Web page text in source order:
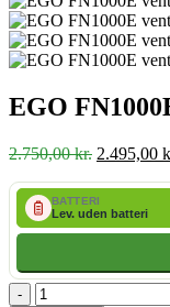
EGO
2.750,00kr. Den
pris
var:
2.750,00
2.495,00
BATTERI
Lev. uden batteri
-